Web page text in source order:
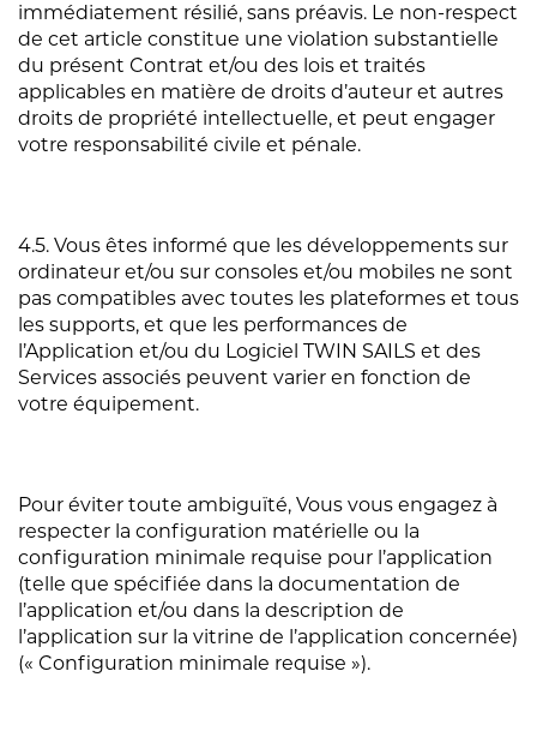
immédiatement résilié, sans préavis. Le non-respect
de cet article constitue une violation substantielle
du présent Contrat et/ou des lois et traités
applicables en matière de droits d’auteur et autres
droits de propriété intellectuelle, et peut engager
votre responsabilité civile et pénale.
4.5. Vous êtes informé que les développements sur
ordinateur et/ou sur consoles et/ou mobiles ne sont
pas compatibles avec toutes les plateformes et tous
les supports, et que les performances de
l’Application et/ou du Logiciel TWIN SAILS et des
Services associés peuvent varier en fonction de
votre équipement.
Pour éviter toute ambiguïté, Vous vous engagez à
respecter la configuration matérielle ou la
configuration minimale requise pour l’application
(telle que spécifiée dans la documentation de
l’application et/ou dans la description de
l’application sur la vitrine de l’application concernée)
(« Configuration minimale requise »).